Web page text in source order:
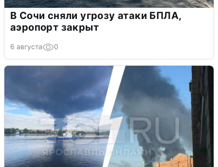
В Сочи сняли угрозу атаки БПЛА,
аэропорт закрыт
6 августа 0